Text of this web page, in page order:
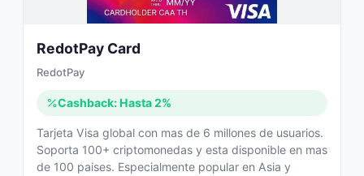
RedotPay Card
RedotPay
Cashback: Hasta 2%
Tarjeta Visa global con mas de 6 millones de usuarios.
Soporta 100+ criptomonedas y esta disponible en mas
de 100 paises. Especialmente popular en Asia y